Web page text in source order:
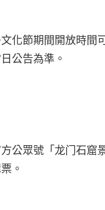
化節期間開放時間
公告為準。
公眾號「龙门石窟
。